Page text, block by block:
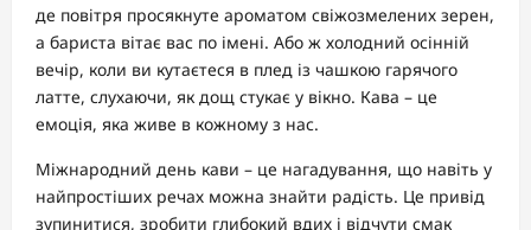
де повітря просякнуте ароматом свіжозмелених зерен,
а бариста вітає вас по імені. Або ж холодний осінній
вечір, коли ви кутаєтеся в плед із чашкою гарячого
латте, слухаючи, як дощ стукає у вікно. Кава – це
емоція, яка живе в кожному з нас.
Міжнародний день кави – це нагадування, що навіть у
найпростіших речах можна знайти радість. Це привід
зупинитися, зробити глибокий вдих і відчути смак